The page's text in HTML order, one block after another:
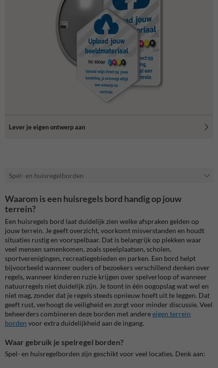
Lever je eigen ontwerp aan
Spel- en huisregelborden
Waarom is een huisregels bord handig op jouw
terrein?
Een huisregels bord laat duidelijk zien welke afspraken gelden op
jouw terrein. Je geeft overzicht, voorkomt misverstanden en houdt
situaties rustig en voorspelbaar. Dat is belangrijk op plekken waar
veel mensen samenkomen, zoals speelplaatsen, scholen,
sportverenigingen, recreatiegebieden en parken. Een bord helpt
bijvoorbeeld wanneer ouders of bezoekers verschillend denken over
regels, wanneer kinderen ruzie krijgen over spelverloop of wanneer
natuurregels niet duidelijk zijn. Je toont in één oogopslag wat wel en
niet mag, zonder dat je regels steeds opnieuw hoeft uit te leggen. Dat
geeft rust, verhoogt de veiligheid en zorgt voor minder discussie. Veel
beheerders combineren deze borden met andereeigen terrein
borden voor extra duidelijkheid aan de ingang.
Waar gebruik je spelregel borden?
Spel- en huisregelborden zijn geschikt voor veel locaties. Denk aan: